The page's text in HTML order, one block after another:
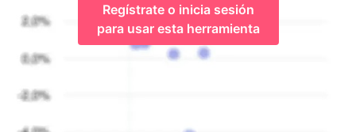
Regístrate o inicia sesión
para usar esta herramienta